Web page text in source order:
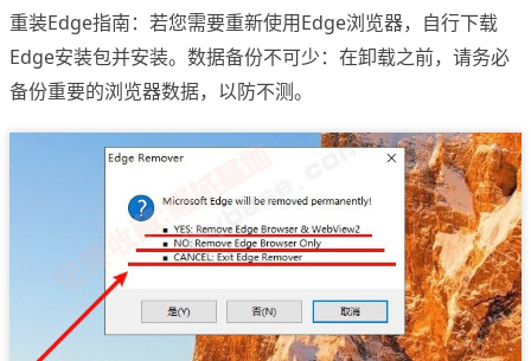
重装Edge指南：若您需要重新使用Edge浏览器，自行下载
Edge安装包并安装。数据备份不可少：在卸载之前，请务必
备份重要的浏览器数据，以防不测。